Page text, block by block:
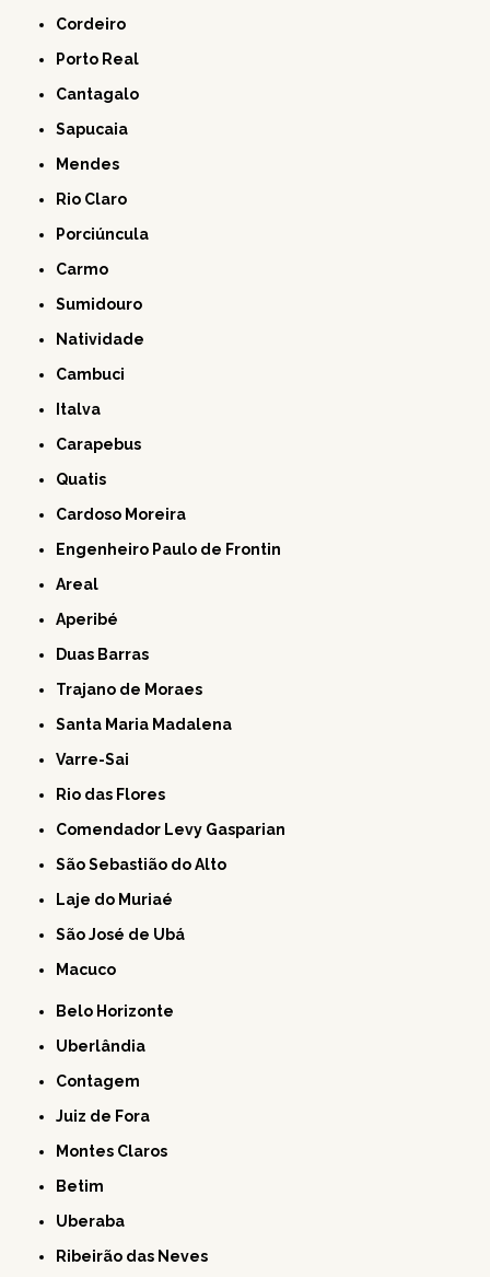
Cordeiro
Porto Real
Cantagalo
Sapucaia
Mendes
Rio Claro
Porciúncula
Carmo
Sumidouro
Natividade
Cambuci
Italva
Carapebus
Quatis
Cardoso Moreira
Engenheiro Paulo de Frontin
Areal
Aperibé
Duas Barras
Trajano de Moraes
Santa Maria Madalena
Varre-Sai
Rio das Flores
Comendador Levy Gasparian
São Sebastião do Alto
Laje do Muriaé
São José de Ubá
Macuco
Belo Horizonte
Uberlândia
Contagem
Juiz de Fora
Montes Claros
Betim
Uberaba
Ribeirão das Neves